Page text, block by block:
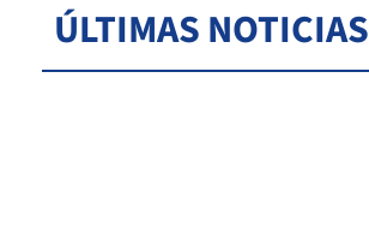
ÚLTIMAS NOTICIAS